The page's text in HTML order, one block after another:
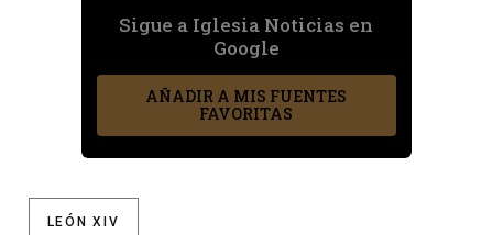
Sigue a Iglesia Noticias en
Google
AÑADIR A MIS FUENTES
FAVORITAS
LEÓN XIV